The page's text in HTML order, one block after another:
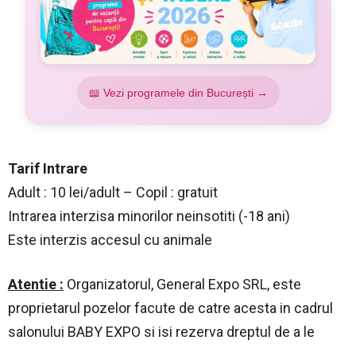
📖 Vezi programele din București →
Tarif Intrare
Adult : 10 lei/adult – Copil : gratuit
Intrarea interzisa minorilor neinsotiti (-18 ani)
Este interzis accesul cu animale
Atentie : Organizatorul, General Expo SRL, este
proprietarul pozelor facute de catre acesta in cadrul
salonului BABY EXPO si isi rezerva dreptul de a le